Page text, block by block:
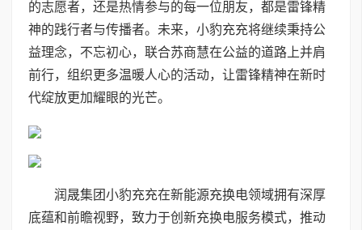
的志愿者，还是热情参与的每一位朋友，都是雷锋精
神的践行者与传播者。未来，小豹充充将继续秉持公
益理念，不忘初心，联合苏商慧在公益的道路上并肩
前行，组织更多温暖人心的活动，让雷锋精神在新时
代绽放更加耀眼的光芒。
润晟集团小豹充充在新能源充换电领域拥有深厚
底蕴和前瞻视野，致力于创新充换电服务模式，推动